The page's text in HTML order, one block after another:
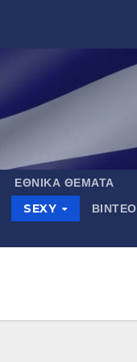
ΕΘΝΙΚΆ ΘΈΜΑΤΑ
SEXY ΒΙΝΤΕΟ